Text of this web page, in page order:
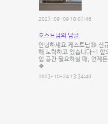
2023-09-09 18:03:46
호스트님의 답글
안녕하세요 게스트님😆 신
해 노력하고 있습니다~! 앞
임 공간 필요하실 때, 언제
🍀
2023-10-24 13:34:46